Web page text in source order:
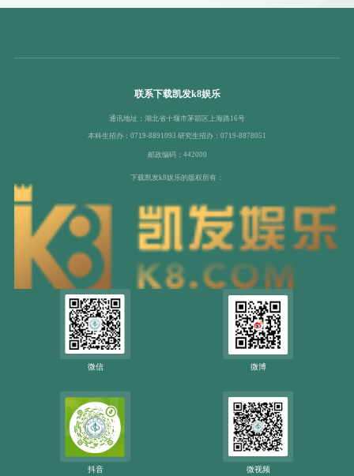
联系下载凯发k8娱乐
通讯地址：湖北省十堰市茅箭区上海路16号
本科生招办：0719-8891093 研究生招办：0719-8878051
邮政编码：442000
下载凯发k8娱乐的版权所有：
微信 微博
抖音 微视频